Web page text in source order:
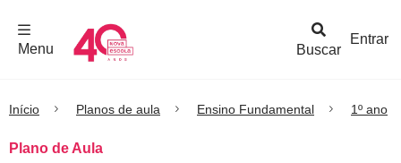
Buscar
Menu
Entrar
Início Planos de aula Ensino Fundamental 1º ano
Plano de Aula